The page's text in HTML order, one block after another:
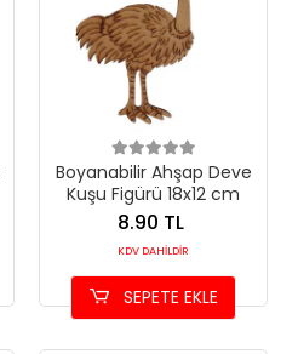
Boyanabilir Ahşap Deve
Kuşu Figürü 18x12 cm
8.90 TL
KDV DAHİLDİR
SEPETE EKLE